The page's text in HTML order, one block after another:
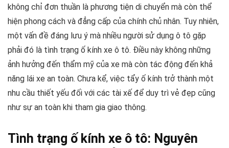
không chỉ đơn thuần là phương tiện di chuyển mà còn thể
hiện phong cách và đẳng cấp của chính chủ nhân. Tuy nhiên,
một vấn đề đáng lưu ý mà nhiều người sử dụng ô tô gặp
phải đó là tình trạng ố kính xe ô tô. Điều này không những
ảnh hưởng đến thẩm mỹ của xe mà còn tác động đến khả
năng lái xe an toàn. Chưa kể, việc tẩy ố kính trở thành một
nhu cầu thiết yếu đối với các tài xế để duy trì vẻ đẹp cũng
như sự an toàn khi tham gia giao thông.
Tình trạng ố kính xe ô tô: Nguyên